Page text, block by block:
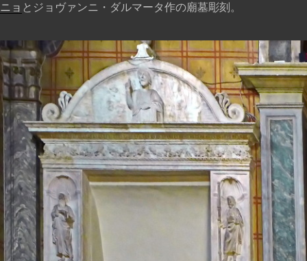
ニョ とジョヴァンニ・ダルマータ作の廟墓彫刻。